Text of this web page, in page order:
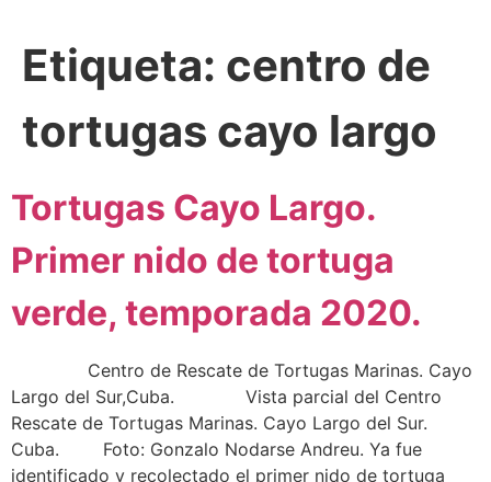
Etiqueta: centro de
tortugas cayo largo
Tortugas Cayo Largo.
Primer nido de tortuga
verde, temporada 2020.
Centro de Rescate de Tortugas Marinas. Cayo
Largo del Sur,Cuba. Vista parcial del Centro
Rescate de Tortugas Marinas. Cayo Largo del Sur.
Cuba. Foto: Gonzalo Nodarse Andreu. Ya fue
identificado y recolectado el primer nido de tortuga